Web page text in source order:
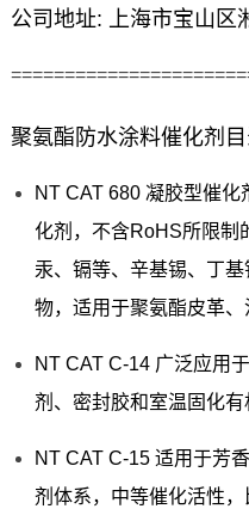
公司地址: 上海市宝山区
聚氨酯防水涂料催化剂
NT CAT 680 凝胶型催
化剂，不含RoHS所限制
汞、镉等、辛基锡、丁
物，适用于聚氨酯皮革、
NT CAT C-14 广泛应用
剂、密封胶和室温固化有
NT CAT C-15 适用于芳
剂体系，中等催化活性，